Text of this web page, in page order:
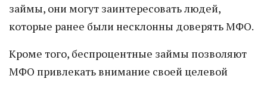
займы, они могут заинтересовать людей,
которые ранее были несклонны доверять МФО.
Кроме того, беспроцентные займы позволяют
МФО привлекать внимание своей целевой